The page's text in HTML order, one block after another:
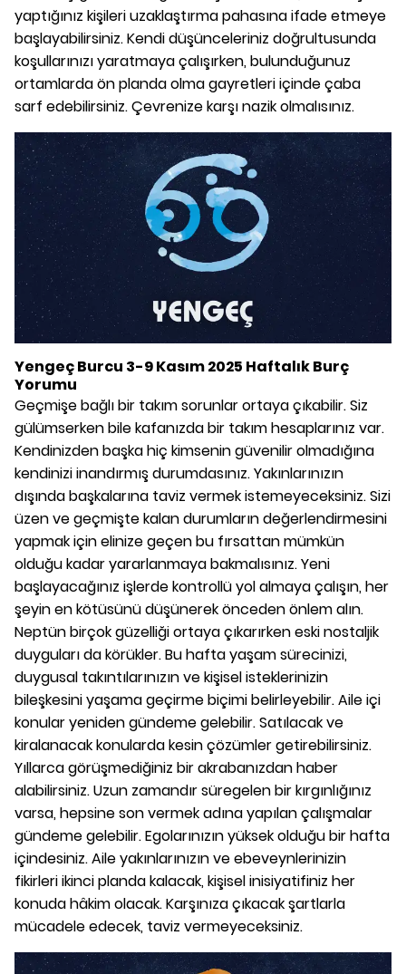
yaptığınız kişileri uzaklaştırma pahasına ifade etmeye
başlayabilirsiniz. Kendi düşünceleriniz doğrultusunda
koşullarınızı yaratmaya çalışırken, bulunduğunuz
ortamlarda ön planda olma gayretleri içinde çaba
sarf edebilirsiniz. Çevrenize karşı nazik olmalısınız.
Yengeç Burcu 3-9 Kasım 2025 Haftalık Burç
Yorumu
Geçmişe bağlı bir takım sorunlar ortaya çıkabilir. Siz
gülümserken bile kafanızda bir takım hesaplarınız var.
Kendinizden başka hiç kimsenin güvenilir olmadığına
kendinizi inandırmış durumdasınız. Yakınlarınızın
dışında başkalarına taviz vermek istemeyeceksiniz. Sizi
üzen ve geçmişte kalan durumların değerlendirmesini
yapmak için elinize geçen bu fırsattan mümkün
olduğu kadar yararlanmaya bakmalısınız. Yeni
başlayacağınız işlerde kontrollü yol almaya çalışın, her
şeyin en kötüsünü düşünerek önceden önlem alın.
Neptün birçok güzelliği ortaya çıkarırken eski nostaljik
duyguları da körükler. Bu hafta yaşam sürecinizi,
duygusal takıntılarınızın ve kişisel isteklerinizin
bileşkesini yaşama geçirme biçimi belirleyebilir. Aile içi
konular yeniden gündeme gelebilir. Satılacak ve
kiralanacak konularda kesin çözümler getirebilirsiniz.
Yıllarca görüşmediğiniz bir akrabanızdan haber
alabilirsiniz. Uzun zamandır süregelen bir kırgınlığınız
varsa, hepsine son vermek adına yapılan çalışmalar
gündeme gelebilir. Egolarınızın yüksek olduğu bir hafta
içindesiniz. Aile yakınlarınızın ve ebeveynlerinizin
fikirleri ikinci planda kalacak, kişisel inisiyatifiniz her
konuda hâkim olacak. Karşınıza çıkacak şartlarla
mücadele edecek, taviz vermeyeceksiniz.